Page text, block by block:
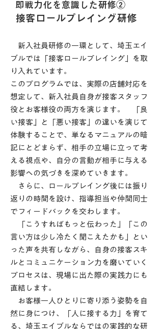
即戦力化を意識した研修②
接客ロールプレイング研修
新入社員研修の一環として、埼玉エイ
ブルでは「接客ロールプレイング」を取
り入れています。
このプログラムでは、実際の店舗対応を
想定して、新入社員自身が接客スタッフ
役とお客様役の両方を演じます。
「良
い接客」と「悪い接客」の違いを演じて
体験することで、単なるマニュアルの暗
記にとどまらず、相手の立場に立って考
える視点や、自分の言動が相手に与える
影響への気づきを深めていきます。
さらに、ロールプレイング後には振り
返りの時間を設け、指導担当や仲間同士
でフィードバックを交わします。
「こうすればもっと伝わった」「この
言い方は少し冷たく聞こえたかも」とい
った声を共有しながら、自身の接客スキ
ルとコミュニケーション力を磨いていく
プロセスは、現場に出た際の実践力にも
直結します。
お客様一人ひとりに寄り添う姿勢を自
然に身につけ、「人に接する力」を育て
る、埼玉エイブルならではの実践的な研